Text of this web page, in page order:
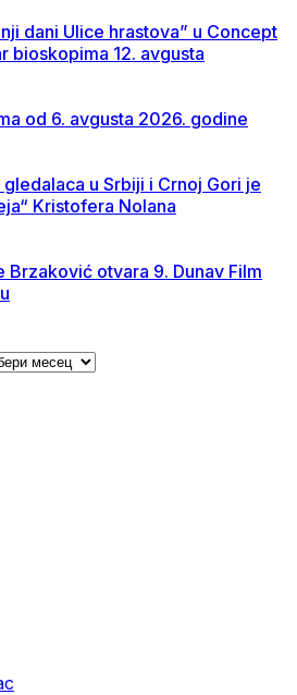
dani Ulice hrastova” u Concept
bioskopima 12. avgusta
od 6. avgusta 2026. godine
u Srbiji i Crnoj Gori je
Kristofera Nolana
Brzaković otvara 9. Dunav Film